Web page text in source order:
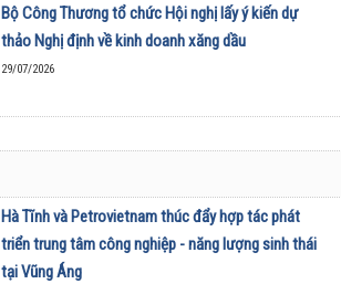
Bộ Công Thương tổ chức Hội nghị lấy ý kiến dự
thảo Nghị định về kinh doanh xăng dầu
29/07/2026
Hà Tĩnh và Petrovietnam thúc đẩy hợp tác phát
triển trung tâm công nghiệp - năng lượng sinh thái
tại Vũng Áng